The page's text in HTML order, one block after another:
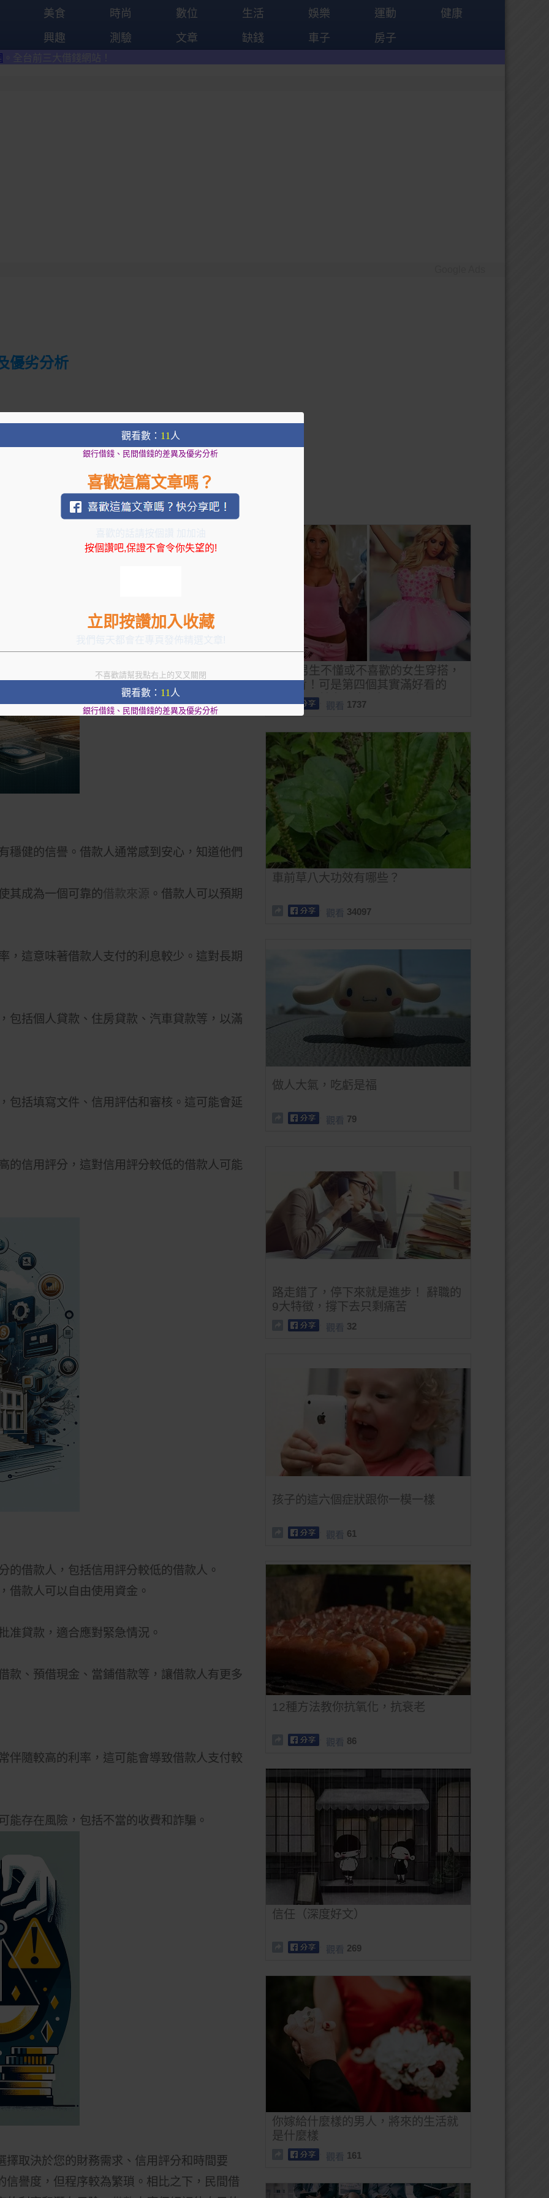
美食 時尚 數位 生活 娛樂 運動
健康
興趣
測驗 文章 缺錢 車子 房子
站！
優劣分析
對各種財務需求，無論是購房、創業、應對緊
要的決策是選擇借款的管道，其中兩個主要選
穩健的信譽。借款人通常感到安心，知道他們
其成為一個可靠的借款來源 。借款人可以預期
，這意味著借款人支付的利息較少。這對長期
包括個人貸款、住房貸款、汽車貸款等，以滿
包括填寫文件、信用評估和審核。這可能會延
的信用評分，這對信用評分較低的借款人可能
的借款人，包括信用評分較低的借款人。
借款人可以自由使用資金。
准貸款，適合應對緊急情況。
款、預借現金、當鋪借款等，讓借款人有更多
伴隨較高的利率，這可能會導致借款人支付較
能存在風險，包括不當的收費和詐騙。
取決於您的財務需求、信用評分和時間要
譽度，但程序較為繁瑣。相比之下，民間借
10種男生不懂或不喜歡的女生穿搭，
超中肯！可是第四個其實滿好看的
阿，還是其實是麻豆好看？(誤
觀看 1737
車前草八大功效有哪些？
觀看 34097
做人大氣，吃虧是福
觀看 79
路走錯了，停下來就是進步！ 辭職的
9大特徵，撐下去只剩痛苦
觀看 32
孩子的這六個症狀跟你一模一樣
觀看 61
12種方法教你抗氧化，抗衰老
觀看 86
信任（深度好文）
觀看 269
你嫁給什麼樣的男人，將來的生活就
是什麼樣
觀看 161
觀看數： 11 人
銀行借錢、民間借錢的差異及優劣分析
喜歡這篇文章嗎？
按個讚吧,保證不會令你失望的!
立即按讚加入收藏
不喜歡請幫我點右上的叉叉關閉
觀看數： 11 人
銀行借錢、民間借錢的差異及優劣分析